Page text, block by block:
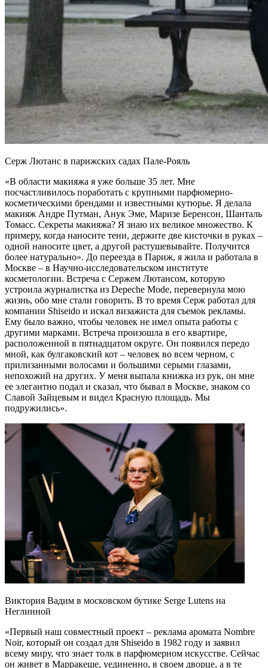
Серж Лютанс в парижских садах Пале-Рояль
«В области макияжа я уже больше 35 лет. Мне
посчастливилось поработать с крупными парфюмерно-
косметическими брендами и известными кутюрье. Я делала
макияж Андре Путман, Анук Эме, Маризе Беренсон, Шанталь
Томасс. Секреты макияжа? Я знаю их великое множество. К
примеру, когда наносите тени, держите две кисточки в руках –
одной наносите цвет, а другой растушевывайте. Получится
более натурально». До переезда в Париж, я жила и работала в
Москве – в Научно-исследовательском институте
косметологии. Встреча с Сержем Лютансом, которую
устроила журналистка из Depeche Mode, перевернула мою
жизнь, обо мне стали говорить. В то время Серж работал для
компании Shiseido и искал визажиста для съемок рекламы.
Ему было важно, чтобы человек не имел опыта работы с
другими марками. Встреча произошла в его квартире,
расположенной в пятнадцатом округе. Он появился передо
мной, как булгаковский кот – человек во всем черном, с
прилизанными волосами и большими серыми глазами,
непохожий на других. У меня выпала книжка из рук, он мне
ее элегантно подал и сказал, что бывал в Москве, знаком со
Славой Зайцевым и видел Красную площадь. Мы
подружились».
Виктория Вадим в московском бутике Serge Lutens на
Неглинной
«Первый наш совместный проект – реклама аромата Nombre
Noir, который он создал для Shiseido в 1982 году и заявил
всему миру, что знает толк в парфюмерном искусстве. Сейчас
он живет в Марракеше, уединенно, в своем дворце, а в те